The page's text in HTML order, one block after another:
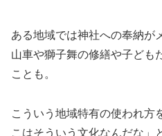
ある地域では神社への奉納が
山車や獅子舞の修繕や子ども
ことも。
こういう地域特有の使われ方
こはそういう文化なんだな」